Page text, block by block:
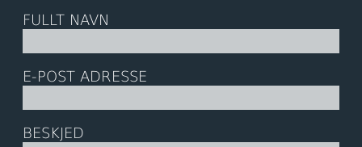
FULLT NAVN
E-POST ADRESSE
BESKJED